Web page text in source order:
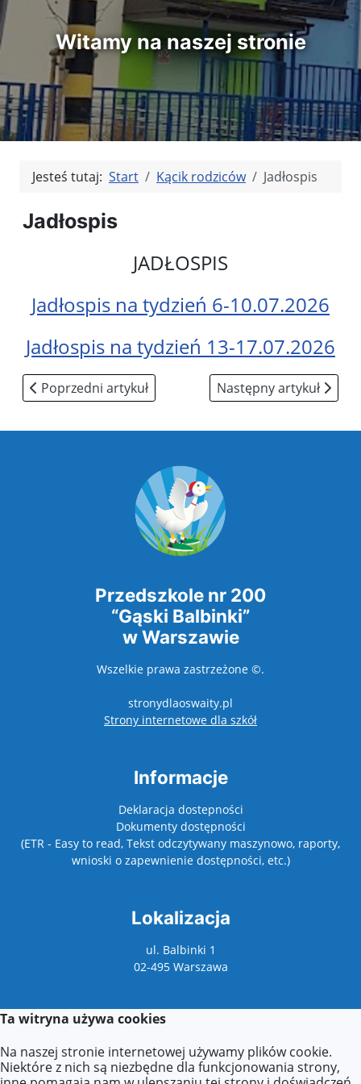
Witamy na naszej stronie
Jesteś tutaj: Start Kącik rodziców Jadłospis
Jadłospis
JADŁOSPIS
Jadłospis na tydzień 6-10.07.2026
Jadłospis na tydzień 13-17.07.2026
Poprzedni artykuł: Dekalog dla rodzica wynikający z
Poprzedni artykuł Następny artykuł:
Następny artykuł
Przedszkole nr 200
“Gąski Balbinki”
w Warszawie
Wszelkie prawa zastrzeżone ©.
stronydlaoswaity.pl
Strony internetowe dla szkółotwiera się w
Informacje
Deklaracja dostepności
Dokumenty dostępności
(ETR - Easy to read, Tekst odczytywany maszynowo, raporty,
wnioski o zapewnienie dostępności, etc.)
Lokalizacja
ul. Balbinki 1
02-495 Warszawa
Kontakt
Kontakt z sekretariatem:
poniedziałek: 9:00–17:00
Ta witryna używa cookies
Na naszej stronie internetowej używamy plików cookie.
Niektóre z nich są niezbędne dla funkcjonowania strony,